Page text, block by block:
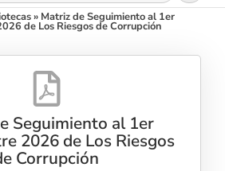
» Matriz de Seguimiento al 1er
de Los Riesgos de Corrupción
Seguimiento al 1er
2026 de Los Riesgos
Corrupción